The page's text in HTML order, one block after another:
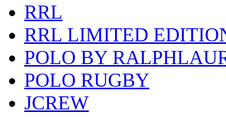
RRL
RRL LIMITED
POLO BY
POLO RUGBY
JCREW